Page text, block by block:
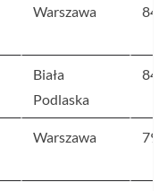
Warszawa 84
Biała
Podlaska
84
Warszawa 79